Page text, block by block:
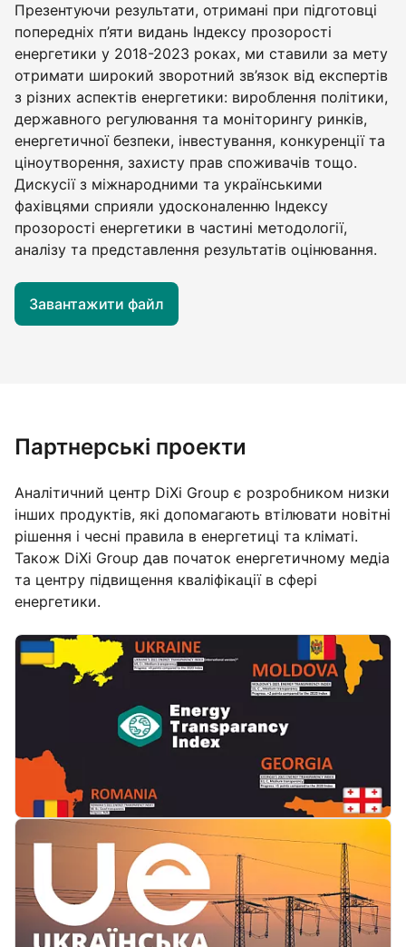
Презентуючи результати, отримані при підготовці
попередніх п’яти видань Індексу прозорості
енергетики у 2018-2023 роках, ми ставили за мету
отримати широкий зворотний зв’язок від експертів
з різних аспектів енергетики: вироблення політики,
державного регулювання та моніторингу ринків,
енергетичної безпеки, інвестування, конкуренції та
ціноутворення, захисту прав споживачів тощо.
Дискусії з міжнародними та українськими
фахівцями сприяли удосконаленню Індексу
прозорості енергетики в частині методології,
аналізу та представлення результатів оцінювання.
Завантажити файл
Партнерські проекти
Аналітичний центр DiXi Group є розробником низки
інших продуктів, які допомагають втілювати новітні
рішення і чесні правила в енергетиці та кліматі.
Також DiXi Group дав початок енергетичному медіа
та центру підвищення кваліфікації в сфері
енергетики.